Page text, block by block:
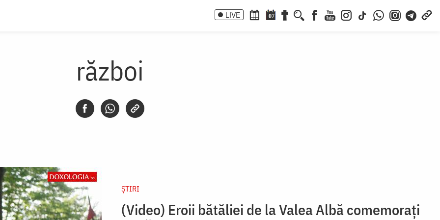
LIVE 07
război
ȘTIRI
(Video) Eroii bătăliei de la Valea Albă comemorați